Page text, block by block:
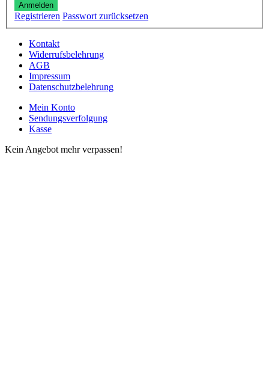
Anmelden
Registrieren Passwort zurücksetzen
Kontakt
Widerrufsbelehrung
AGB
Impressum
Datenschutzbelehrung
Mein Konto
Sendungsverfolgung
Kasse
Kein Angebot mehr verpassen!